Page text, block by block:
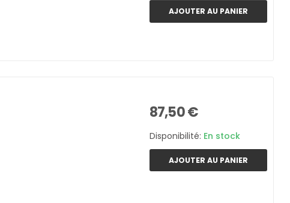
AJOUTER AU PANIER
87,50 €
Disponibilité: En stock
AJOUTER AU PANIER